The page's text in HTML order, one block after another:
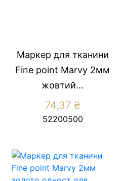
Маркер для тканини
Fine point Marvy 2мм
жовтий...
74,37 ₴
52200500